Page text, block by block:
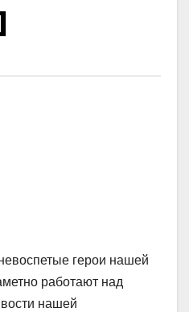
герои нашей
работают над
нашей